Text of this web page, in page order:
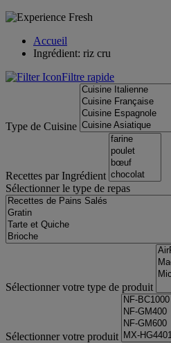
Accueil
Ingrédient: riz cru
Filtre rapide
Type de Cuisine
Recettes par Ingrédient
Sélectionner le type de repas
Sélectionner votre type de produit
Sélectionner votre produit